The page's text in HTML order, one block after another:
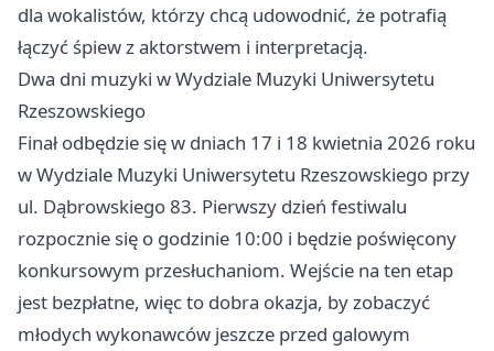
dla wokalistów, którzy chcą udowodnić, że potrafią
łączyć śpiew z aktorstwem i interpretacją.
Dwa dni muzyki w Wydziale Muzyki Uniwersytetu
Rzeszowskiego
Finał odbędzie się w dniach 17 i 18 kwietnia 2026 roku
w Wydziale Muzyki Uniwersytetu Rzeszowskiego przy
ul. Dąbrowskiego 83. Pierwszy dzień festiwalu
rozpocznie się o godzinie 10:00 i będzie poświęcony
konkursowym przesłuchaniom. Wejście na ten etap
jest bezpłatne, więc to dobra okazja, by zobaczyć
młodych wykonawców jeszcze przed galowym